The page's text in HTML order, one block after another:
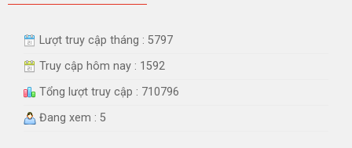
Lượt truy cập tháng : 5797
Truy cập hôm nay : 1592
Tổng lượt truy cập : 710796
Đang xem : 5